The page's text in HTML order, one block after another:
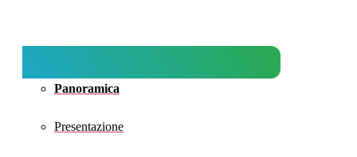
Panoramica
Presentazione